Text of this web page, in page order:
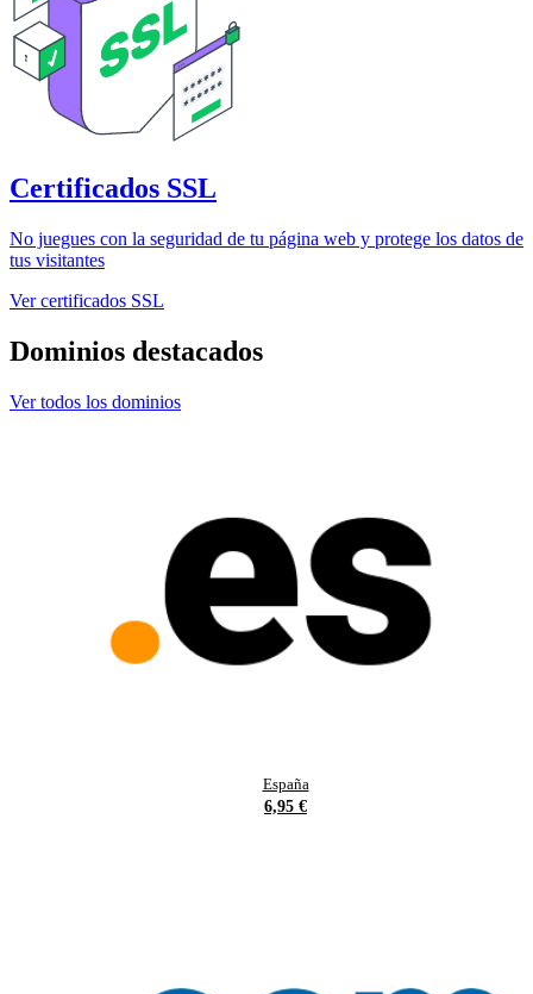
Certificados SSL
No juegues con la seguridad de tu página web y protege los datos de
tus visitantes
Ver certificados SSL
Dominios destacados
Ver todos los dominios
España
6,95 €